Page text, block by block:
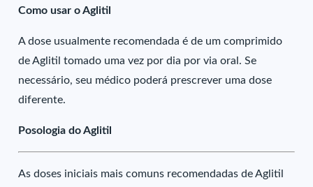
Como usar o Aglitil
A dose usualmente recomendada é de um comprimido
de Aglitil tomado uma vez por dia por via oral. Se
necessário, seu médico poderá prescrever uma dose
diferente.
Posologia do Aglitil
As doses iniciais mais comuns recomendadas de Aglitil